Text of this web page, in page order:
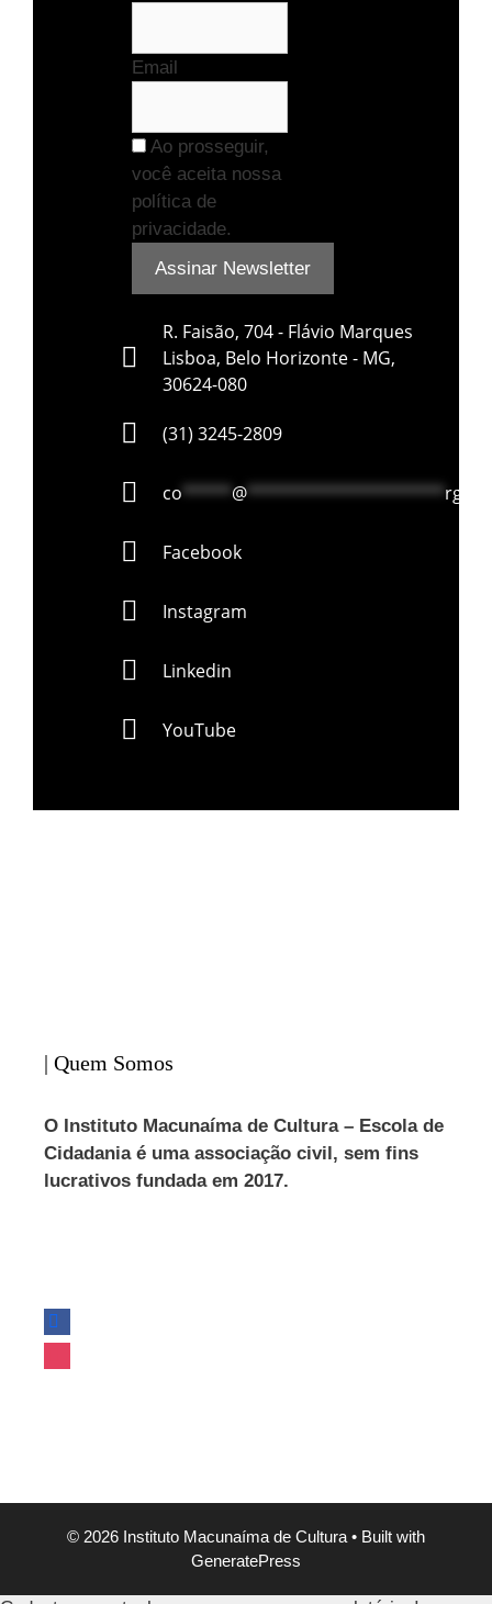
Email
Ao prosseguir,
você aceita nossa
política de
privacidade.
R. Faisão, 704 - Flávio Marques
Lisboa, Belo Horizonte - MG,
30624-080
(31) 3245-2809
co*****@********************rg.br
Facebook
Instagram
Linkedin
YouTube
| Quem Somos
O Instituto Macunaíma de Cultura – Escola de
Cidadania é uma associação civil, sem fins
lucrativos fundada em 2017.
© 2026 Instituto Macunaíma de Cultura • Built with
GeneratePress